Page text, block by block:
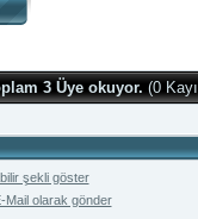
3 Üye okuyor. (0
şekli göster
Mail olarak gönder